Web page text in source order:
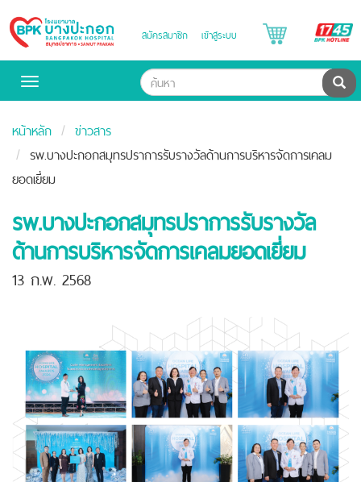
Bangpakok
Hospital
สมัครสมาชิก เข้าสู่ระบบ
Toggle
ค้น
หน้าหลัก
ข่าวสาร
รพ.บางปะกอกสมุทรปราการรับรางวัลด้านการบริหารจัดการเคลม
ยอดเยี่ยม
รพ.บางปะกอกสมุทรปราการรับรางวัล
ด้านการบริหารจัดการเคลมยอดเยี่ยม
13 ก.พ. 2568